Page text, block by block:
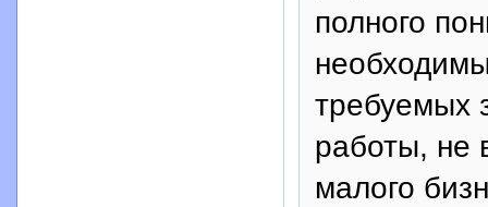
полного
требуемых
работы, не
малого